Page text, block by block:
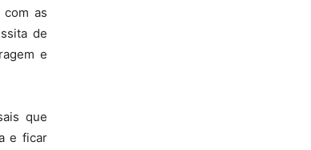
as
de
e
que
e ficar